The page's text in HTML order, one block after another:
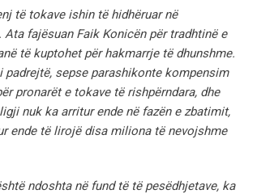
të tokave ishin të hidhëruar në
Ata fajësuan Faik Konicën për tradhtinë e
të kuptohet për hakmarrje të dhunshme.
padrejtë, sepse parashikonte kompensim
pronarët e tokave të rishpërndara, dhe
nuk ka arritur ende në fazën e zbatimit,
ende të lirojë disa miliona të nevojshme
ndoshta në fund të të pesëdhjetave, ka